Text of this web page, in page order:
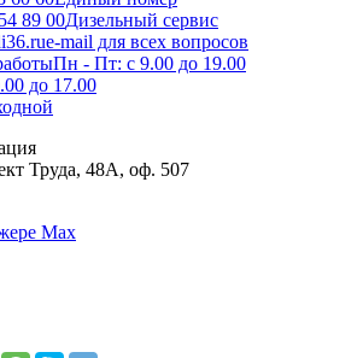
89 00Дизельный сервис
e-mail для всех вопросов
Пн - Пт: с 9.00 до 19.00
до 17.00
Труда, 48А, оф. 507
Max